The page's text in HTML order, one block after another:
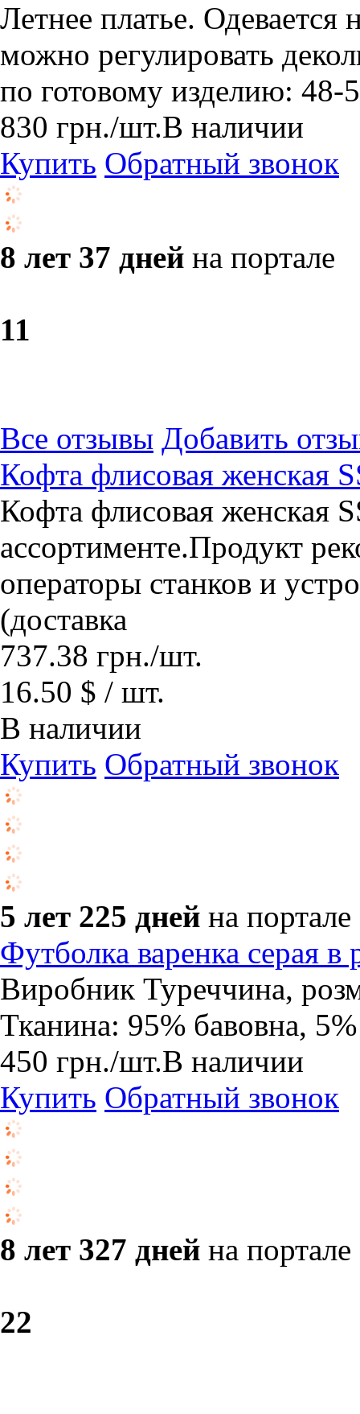
Летнее платье.
можно регулировать
по готовому изделию: 48-
830 грн./шт.В наличии
Купить Обратный звонок
8 лет 37 дней на портале
11
Все отзывы Добавить
Кофта флисовая женская
Кофта флисовая женская
ассортименте.Продукт
операторы станков и
(доставка
737.38 грн./шт.
16.50 $ / шт.
В наличии
Купить Обратный звонок
5 лет 225 дней на портале
Футболка варенка серая в
Виробник Туреччина,
Тканина: 95% бавовна,
450 грн./шт.В наличии
Купить Обратный звонок
8 лет 327 дней на портале
22